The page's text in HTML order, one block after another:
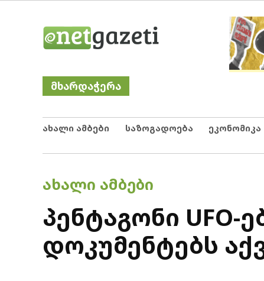
Netgazeti
მხარდაჭერა
ახალი ამბები საზოგადოება ეკონომიკა
POSTED
ᲐᲮᲐᲚᲘ ᲐᲛᲑᲔᲑᲘ
პენტაგონი UFO-
დოკუმენტებს